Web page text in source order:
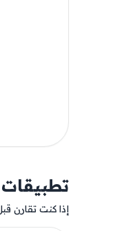
إذا كنت تقارن